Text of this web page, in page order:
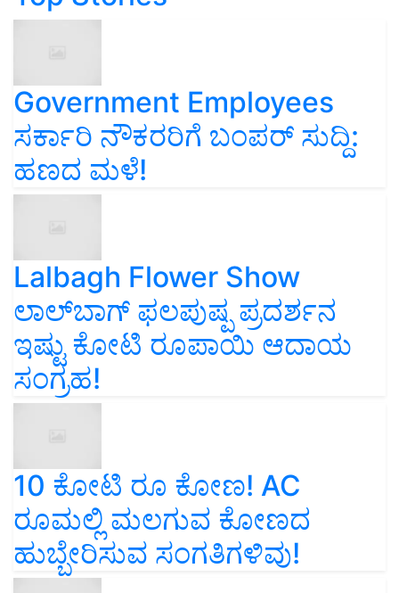
Government Employees
ಸರ್ಕಾರಿ ನೌಕರರಿಗೆ ಬಂಪರ್‌ ಸುದ್ದಿ:
ಹಣದ ಮಳೆ!
Lalbagh Flower Show
ಲಾಲ್‌ಬಾಗ್ ಫಲಪುಷ್ಪ ಪ್ರದರ್ಶನ
ಇಷ್ಟು ಕೋಟಿ ರೂಪಾಯಿ ಆದಾಯ
ಸಂಗ್ರಹ!
10 ಕೋಟಿ ರೂ ಕೋಣ! AC
ರೂಮಲ್ಲಿ ಮಲಗುವ ಕೋಣದ
ಹುಬ್ಬೇರಿಸುವ ಸಂಗತಿಗಳಿವು!